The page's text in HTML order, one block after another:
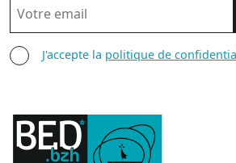
AGREE TERMS
J'accepte la politique de